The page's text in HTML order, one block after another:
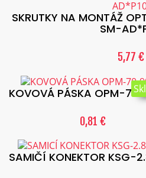
SKRUTKY NA MONTÁŽ
SM-
5,77 €
KOVOVÁ PÁSKA OPM-
0,81 €
SAMIČÍ KONEKTOR KSG-